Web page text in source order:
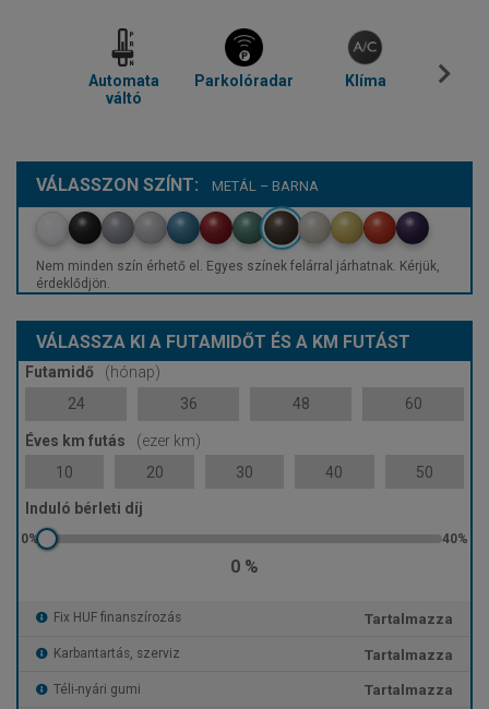
Automata
váltó
Parkolóradar Klíma
VÁLASSZON SZÍNT: METÁL – BARNA
Nem minden szín érhető el. Egyes színek felárral járhatnak. Kérjük,
érdeklődjön.
VÁLASSZA KI A FUTAMIDŐT ÉS A KM FUTÁST
Futamidő
(hónap)
24
36 48 60
Éves km futás
(ezer km)
10
20 30 40 50
Induló bérleti díj
0 %
Fix HUF finanszírozás Tartalmazza
Karbantartás, szerviz Tartalmazza
Téli-nyári gumi Tartalmazza